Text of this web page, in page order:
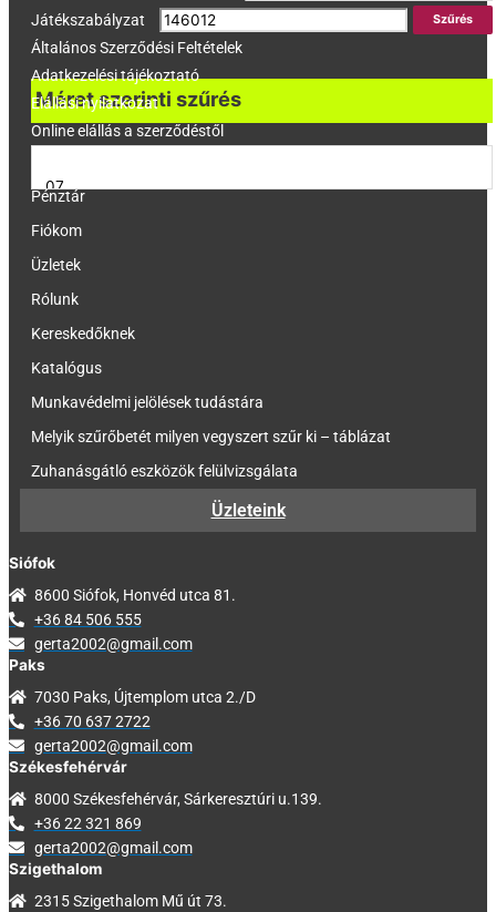
Szűrés
Méret szerinti szűrés
Játékszabályzat
Általános Szerződési Feltételek
Adatkezelési tájékoztató
Elállási nyilatkozat
Online elállás a szerződéstől
Pénztár
Fiókom
Üzletek
Rólunk
Kereskedőknek
Katalógus
Munkavédelmi jelölések tudástára
Melyik szűrőbetét milyen vegyszert szűr ki – táblázat
Zuhanásgátló eszközök felülvizsgálata
Üzleteink
Siófok
8600 Siófok, Honvéd utca 81.
+36 84 506 555
gerta2002@gmail.com
Paks
7030 Paks, Újtemplom utca 2./D
+36 70 637 2722
gerta2002@gmail.com
Székesfehérvár
8000 Székesfehérvár, Sárkeresztúri u.139.
+36 22 321 869
gerta2002@gmail.com
Szigethalom
2315 Szigethalom Mű út 73.